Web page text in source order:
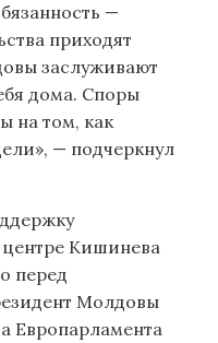
—
приходят
заслуживают
дома. Споры
на том, как
— подчеркнул
Кишинева
перед
Молдовы
Европарламента